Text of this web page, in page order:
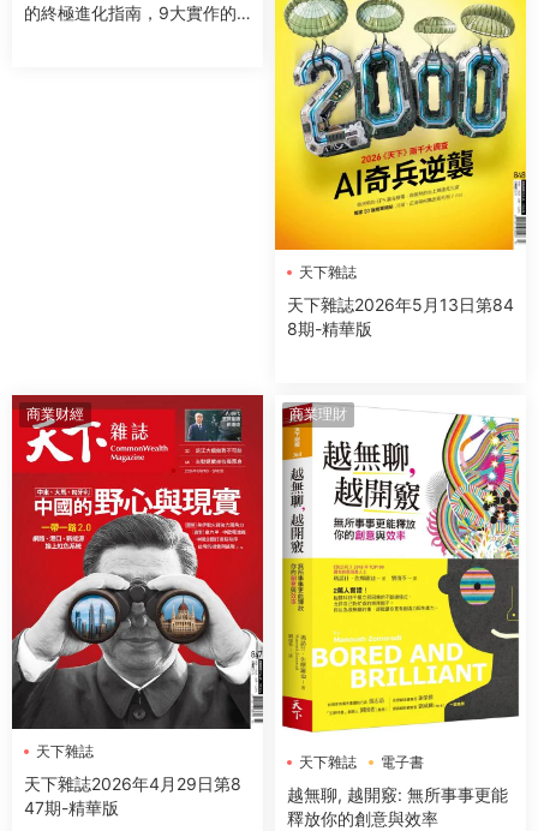
的終極進化指南，9大實作的
天下雜誌
天下雜誌2026年5月13日第84
8期-精華版
商業财經
天下雜誌
天下雜誌2026年4月29日第8
47期-精華版
商業理財
天下雜誌 電子書
越無聊, 越開竅: 無所事事更能
釋放你的創意與效率